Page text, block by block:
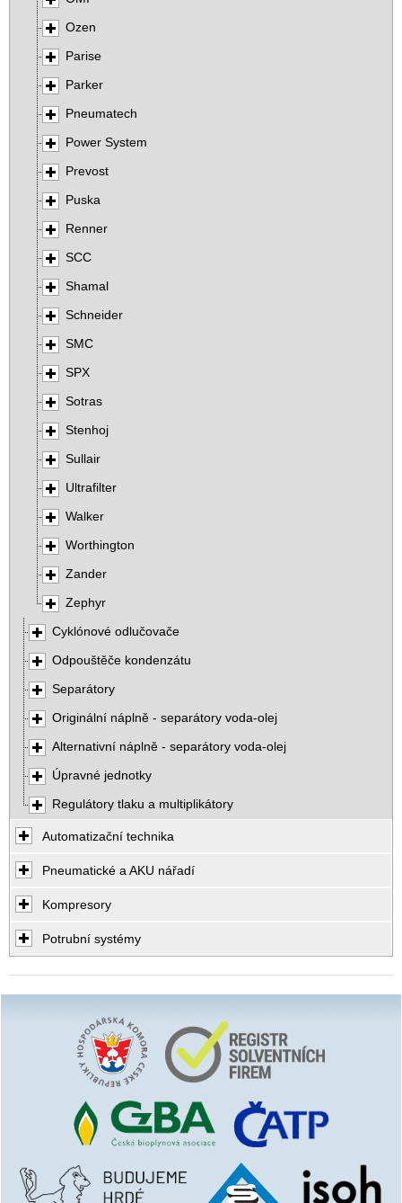
Ozen
Parise
Parker
Pneumatech
Power System
Prevost
Puska
Renner
SCC
Shamal
Schneider
SMC
SPX
Sotras
Stenhoj
Sullair
Ultrafilter
Walker
Worthington
Zander
Zephyr
Cyklónové odlučovače
Odpouštěče kondenzátu
Separátory
Originální náplně - separátory voda-olej
Alternativní náplně - separátory voda-olej
Úpravné jednotky
Regulátory tlaku a multiplikátory
Automatizační technika
Pneumatické a AKU nářadí
Kompresory
Potrubní systémy